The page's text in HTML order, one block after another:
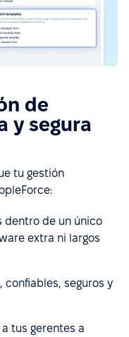
de
y segura
tu gestión
dentro de un único
extra ni largos
confiables, seguros y
tus gerentes a